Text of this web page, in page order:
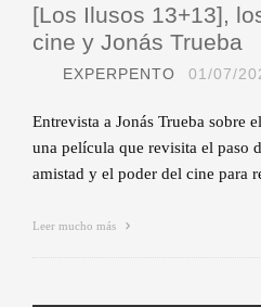
[Los Ilusos 13+13],
cine y Jonás Trueba
EXPERPENTO 01/07/
Entrevista a Jonás Trueba sobre
una película que revisita el paso
amistad y el poder del cine para
Leer mucho más